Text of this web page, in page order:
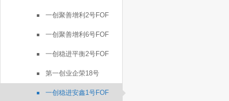
一创聚善增利2号FOF
一创聚善增利6号FOF
一创稳进平衡2号FOF
第一创业企荣18号
一创稳进安鑫1号FOF